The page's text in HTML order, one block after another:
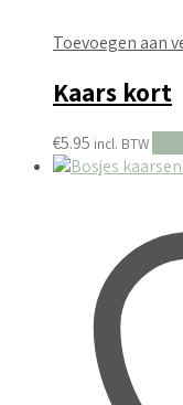
Toevoegen aan
Kaars kort
€5.95 incl. BTW